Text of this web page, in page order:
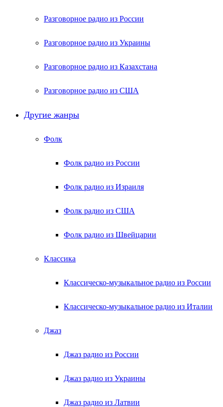
Разговорное радио из России
Разговорное радио из Украины
Разговорное радио из Казахстана
Разговорное радио из США
Другие жанры
Фолк
Фолк радио из России
Фолк радио из Израиля
Фолк радио из США
Фолк радио из Швейцарии
Классика
Классическо-музыкальное радио из России
Классическо-музыкальное радио из Италии
Джаз
Джаз радио из России
Джаз радио из Украины
Джаз радио из Латвии